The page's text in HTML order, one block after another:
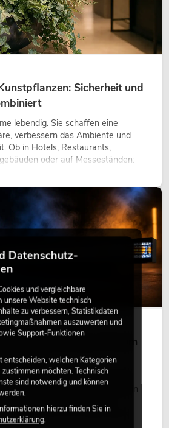
Sicherheit und
lebendig. Sie schaffen eine
verbessern das Ambiente und
Ob in Hotels, Restaurants,
oder auf Messeständen:
gehört heute längst zum
Lichtdesign: Warum
wirkt
Leuchtflächen und farbige
Lichtdesigns auf Bühnen, in
Licht ist dabei kein rein
ein bewusst eingesetztes
Atmosphäre, gibt Szenen
Datenschutz-
und vergleichbare
unsere Website technisch
zu verbessern, Statistikdaten
auszuwerten und
Support-Funktionen
entscheiden, welchen Kategorien
möchten. Technisch
sind notwendig und können
hierzu finden Sie in
.